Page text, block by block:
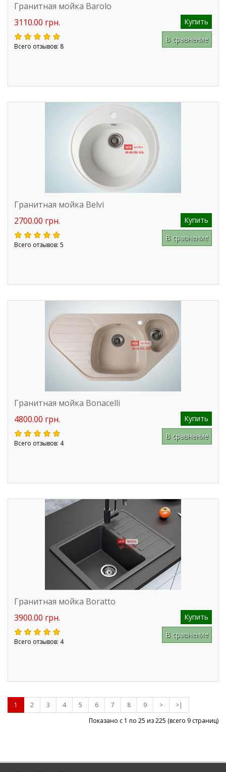
Гранитная мойка Barolo
3110.00 грн.
Купить
Всего отзывов: 8
В сравнение
Гранитная мойка Belvi
2700.00 грн.
Купить
Всего отзывов: 5
В сравнение
Гранитная мойка Bonacelli
4800.00 грн.
Купить
Всего отзывов: 4
В сравнение
Гранитная мойка Boratto
3900.00 грн.
Купить
Всего отзывов: 4
В сравнение
1 2 3 4 5 6 7 8 9 >
>|
Показано с 1 по 25 из225 (всего 9 страниц)